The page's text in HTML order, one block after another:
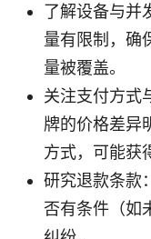
了解设备与并
量有限制，确
量被覆盖。
关注支付方式
牌的价格差异
方式，可能获
研究退款条款
否有条件（如